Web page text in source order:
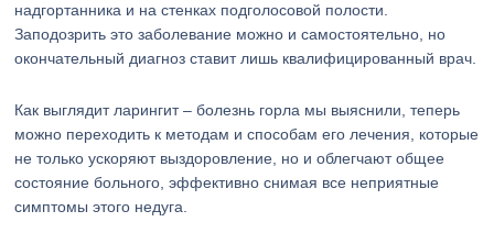
надгортанника и на стенках подголосовой полости.
Заподозрить это заболевание можно и самостоятельно, но
окончательный диагноз ставит лишь квалифицированный врач.
Как выглядит ларингит – болезнь горла мы выяснили, теперь
можно переходить к методам и способам его лечения, которые
не только ускоряют выздоровление, но и облегчают общее
состояние больного, эффективно снимая все неприятные
симптомы этого недуга.